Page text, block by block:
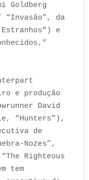
Goldberg
“Invasão”, da
e
e produção
David
“Hunters”),
de
Nozes”,
Righteous
tem